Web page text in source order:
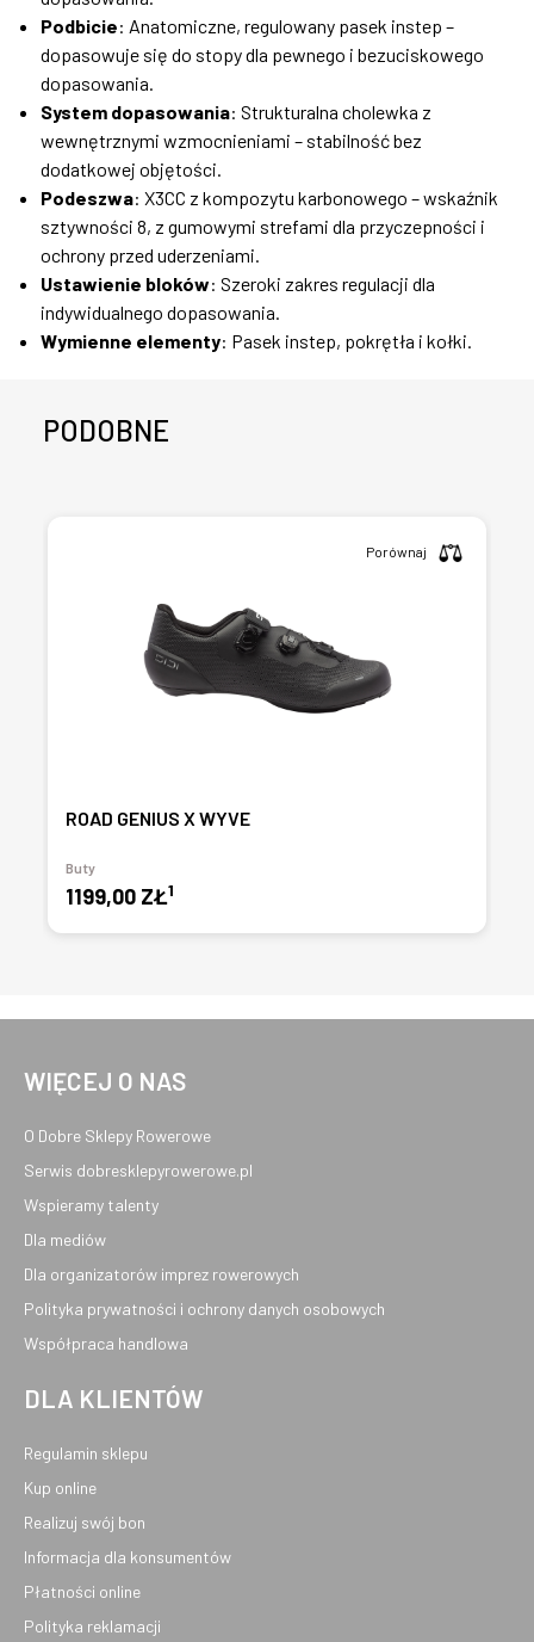
Podbicie: Anatomiczne, regulowany pasek instep –
dopasowuje się do stopy dla pewnego i bezuciskowego
dopasowania.
System dopasowania: Strukturalna cholewka z
wewnętrznymi wzmocnieniami – stabilność bez
dodatkowej objętości.
Podeszwa: X3CC z kompozytu karbonowego – wskaźnik
sztywności 8, z gumowymi strefami dla przyczepności i
ochrony przed uderzeniami.
Ustawienie bloków: Szeroki zakres regulacji dla
indywidualnego dopasowania.
Wymienne elementy: Pasek instep, pokrętła i kołki.
PODOBNE
ROAD GENIUS X WYVE
Buty
1199,00 ZŁ1
Porównaj
WIĘCEJ O NAS
O Dobre Sklepy Rowerowe
Serwis dobresklepyrowerowe.pl
Wspieramy talenty
Dla mediów
Dla organizatorów imprez rowerowych
Polityka prywatności i ochrony danych osobowych
Współpraca handlowa
DLA KLIENTÓW
Regulamin sklepu
Kup online
Realizuj swój bon
Informacja dla konsumentów
Płatności online
Polityka reklamacji